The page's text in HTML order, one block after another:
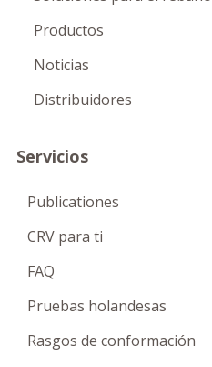
Productos
Noticias
Distribuidores
Servicios
Publicationes
CRV para ti
FAQ
Pruebas holandesas
Rasgos de conformación